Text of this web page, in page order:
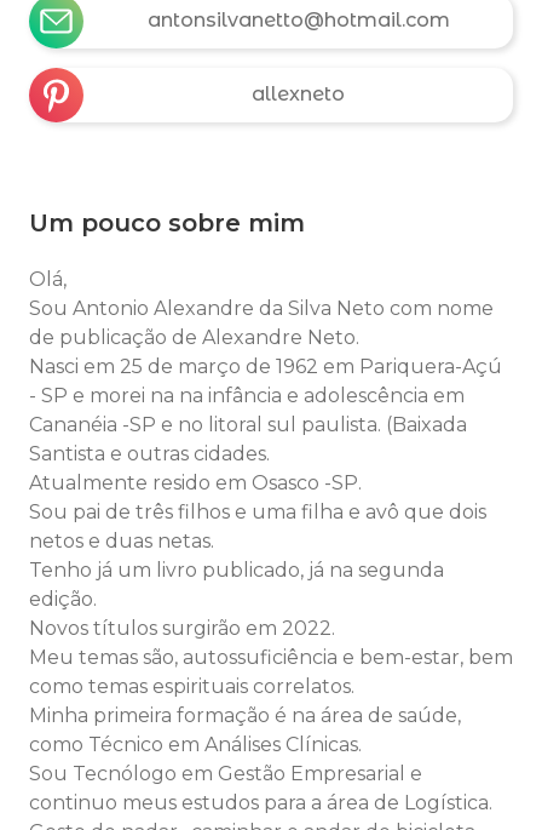
antonsilvanetto@hotmail.com
allexneto
Um pouco sobre mim
Olá,
Sou Antonio Alexandre da Silva Neto com nome
de publicação de Alexandre Neto.
Nasci em 25 de março de 1962 em Pariquera-Açú
- SP e morei na na infância e adolescência em
Cananéia -SP e no litoral sul paulista. (Baixada
Santista e outras cidades.
Atualmente resido em Osasco -SP.
Sou pai de três filhos e uma filha e avô que dois
netos e duas netas.
Tenho já um livro publicado, já na segunda
edição.
Novos títulos surgirão em 2022.
Meu temas são, autossuficiência e bem-estar, bem
como temas espirituais correlatos.
Minha primeira formação é na área de saúde,
como Técnico em Análises Clínicas.
Sou Tecnólogo em Gestão Empresarial e
continuo meus estudos para a área de Logística.